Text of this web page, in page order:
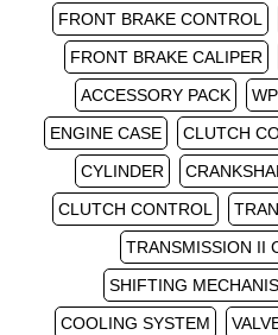
FRONT BRAKE CONTROL
FRONT BRAKE CALIPER
ACCESSORY PACK
ENGINE CASE
CLUTCH
CYLINDER
CLUTCH CONTROL
TRANSMISSION II
SHIFTING
COOLING SYSTEM